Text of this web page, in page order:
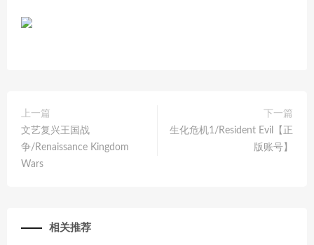
上一篇
文艺复兴王国战
争/Renaissance Kingdom
Wars
下一篇
生化危机1/Resident Evil【正
版账号】
相关推荐